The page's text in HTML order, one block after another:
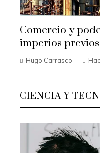
Comercio y
imperios
Hugo Carrasco
CIENCIA Y